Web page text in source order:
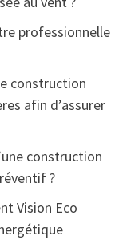
professionnelle
construction
afin d’assurer
construction
?
Vision Eco